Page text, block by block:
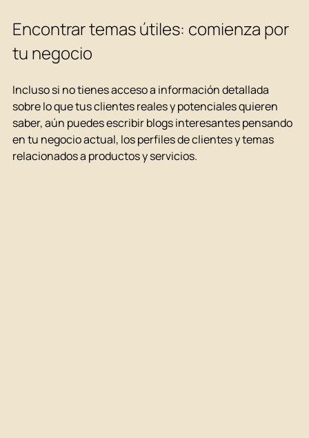
Encontrar temas útiles: comienza por
tu negocio
Incluso si no tienes acceso a información detallada
sobre lo que tus clientes reales y potenciales quieren
saber, aún puedes escribir blogs interesantes pensando
en tu negocio actual, los perfiles de clientes y temas
relacionados a productos y servicios.